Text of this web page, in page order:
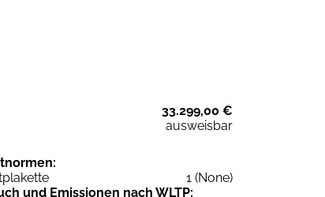
33.299,00 €
ausweisbar
1 (None)
und Emissionen nach WLTP: